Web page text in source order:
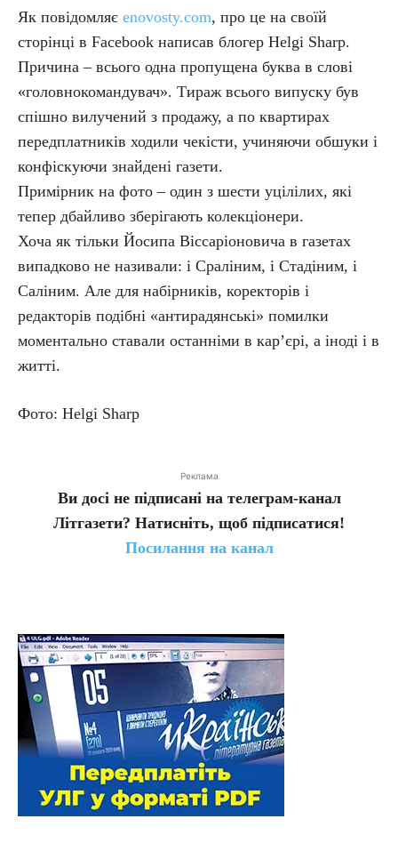
Як повідомляє enovosty.com, про це на своїй
сторінці в Facebook написав блогер Helgi Sharp.
Причина – всього одна пропущена буква в слові
«головнокомандувач». Тираж всього випуску був
спішно вилучений з продажу, а по квартирах
передплатників ходили чекісти, учиняючи обшуки і
конфіскуючи знайдені газети.
Примірник на фото – один з шести уцілілих, які
тепер дбайливо зберігають колекціонери.
Хоча як тільки Йосипа Віссаріоновича в газетах
випадково не називали: і Сраліним, і Стадіним, і
Саліним. Але для набірників, коректорів і
редакторів подібні «антирадянські» помилки
моментально ставали останніми в кар’єрі, а іноді і в
житті.
Фото: Helgi Sharp
Реклама
Ви досі не підписані на телеграм-канал
Літгазети? Натисніть, щоб підписатися!
Посилання на канал